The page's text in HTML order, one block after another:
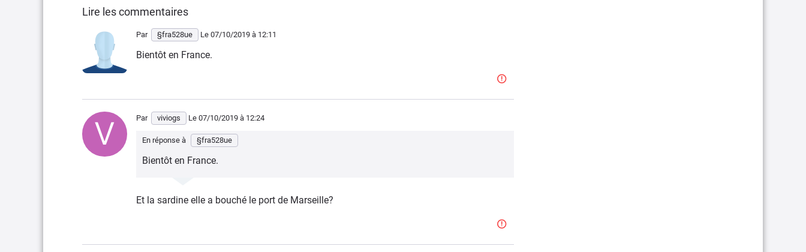
Lire les commentaires
Par §fra528ue Le 07/10/2019 à 12:11
Bientôt en France.
Par viviogs Le 07/10/2019 à 12:24
En réponse à §fra528ue
Bientôt en France.
Et la sardine elle a bouché le port de Marseille?